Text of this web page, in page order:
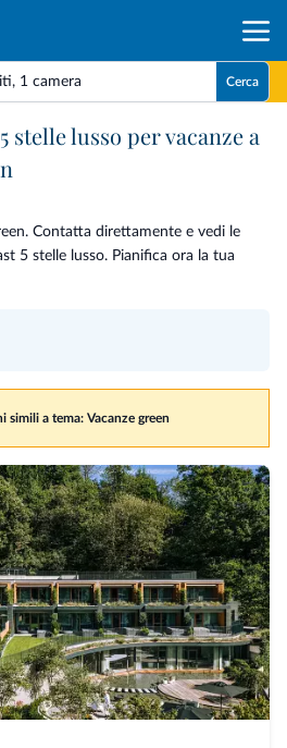
, 1 camera Cerca
stelle lusso per vacanze a
Contatta direttamente e vedi le
5 stelle lusso. Pianifica ora la tua
simili a tema: Vacanze green